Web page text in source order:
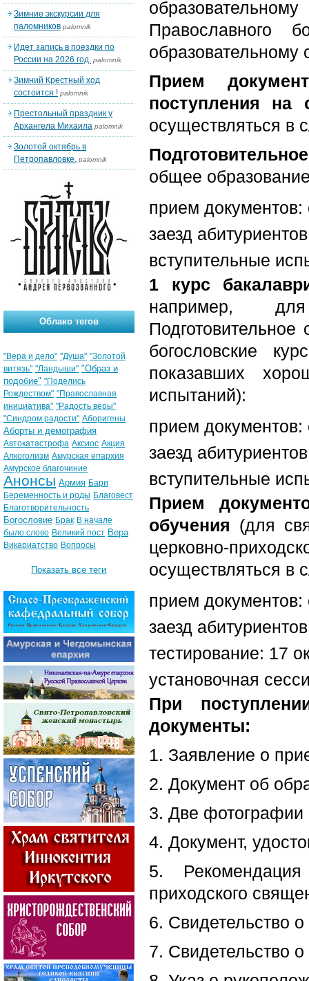
Православного
образовательному
Прием
поступления
осуществляться в
общее
прием документов:
заезд
вступительные
1 курс
например,
богословские
показавших
испытаний):
прием
заезд
вступительные
Прием
обучения (для
церковно-
осуществляться в
прием
заезд
тестирование: 17
установочная
При
документы:
1. Заявление о
2. Документ об
3. Две фотографии
4. Документ,
5.
приходского
6. Свидетельство
7. Свидетельство
Зимние экскурсии для
паломников palomnik
Идет запись в поездки по
России на 2026 год. palomnik
Зимний Крестный ход
состоится ! palomnik
Престольный праздник у
Архангела Михаила palomnik
Золотой октябрь в
Петропавловке. palomnik
Облако тегов
"Вера и дело" "Душа" "Золотой
витязь" "Ландыши" "Образ и
подобие" "Поделись
Рождеством" "Православная
инициатива" "Радость веры"
"Синдром радости" Аборигены
Аборты и демография
Автокатастрофа Аксиос Акция
Алкоголизм Амурская епархия
Амурское благочиние
Анонсы Армия Бари
Беременность и роды Благовест
Благотворительность
Богословие Брак В начале
было слово Великий пост Вера
Викариатство Вопросы
Показать все теги